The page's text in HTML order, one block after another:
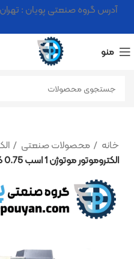
آدرس گروه صنعتی پویان :
منو
خانه محصولات صنعتی
الکتروموتور موتوژن 1 اسب 0.75 کیلووات تکفاز دوخازن